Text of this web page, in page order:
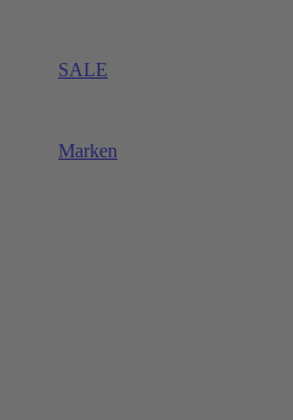
SALE
Marken